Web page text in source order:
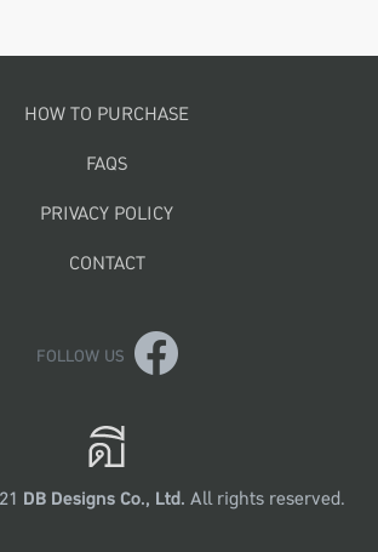
HOW TO PURCHASE
FAQS
PRIVACY POLICY
CONTACT
FOLLOW US
DB Designs Co., Ltd. All rights reserved.